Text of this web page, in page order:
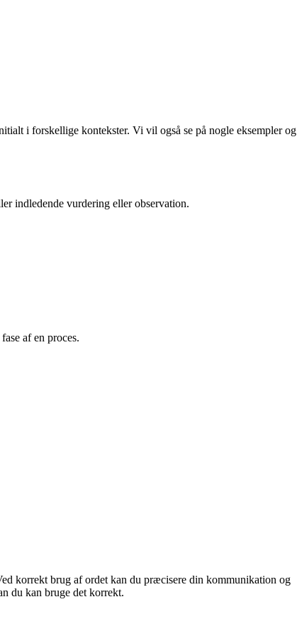
i forskellige kontekster. Vi vil også se på nogle eksempler og
indledende vurdering eller observation.
af en proces.
korrekt brug af ordet kan du præcisere din kommunikation og
du kan bruge det korrekt.